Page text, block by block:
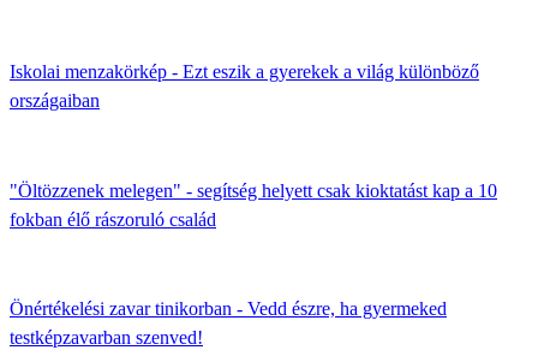
Iskolai menzakörkép - Ezt eszik a gyerekek a világ különböző
országaiban
"Öltözzenek melegen" - segítség helyett csak kioktatást kap a 10
fokban élő rászoruló család
Önértékelési zavar tinikorban - Vedd észre, ha gyermeked
testképzavarban szenved!